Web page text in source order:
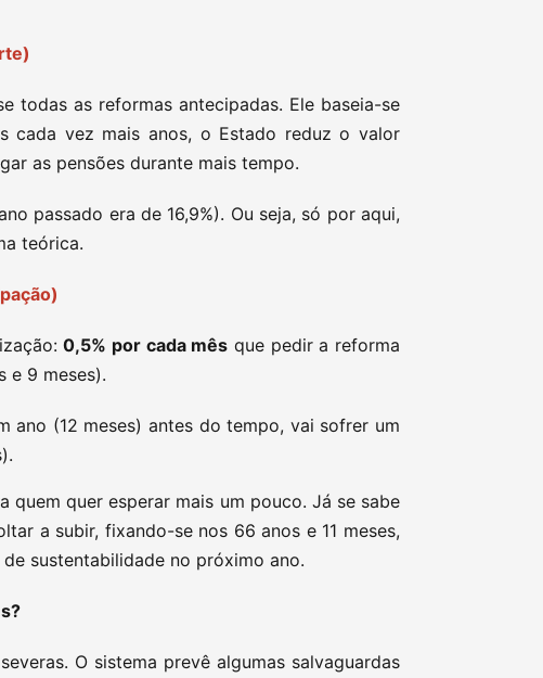
todas as reformas antecipadas. Ele baseia-se
cada vez mais anos, o Estado reduz o valor
as pensões durante mais tempo.
passado era de 16,9%). Ou seja, só por aqui,
teórica.
0,5% por cada mês que pedir a reforma
e 9 meses).
ano (12 meses) antes do tempo, vai sofrer um
quem quer esperar mais um pouco. Já se sabe
a subir, fixando-se nos 66 anos e 11 meses,
sustentabilidade no próximo ano.
O sistema prevê algumas salvaguardas